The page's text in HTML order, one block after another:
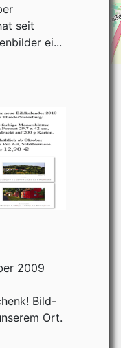
seit
ei...
2009
Bild-
Ort.